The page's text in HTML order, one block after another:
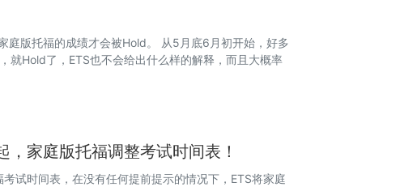
庭版托福的成绩才会被Hold。 从5月底6月初开始，好多
就Hold了，ETS也不会给出什么样的解释，而且大概率
家庭版托福调整考试时间表！
试时间表，在没有任何提前提示的情况下，ETS将家庭